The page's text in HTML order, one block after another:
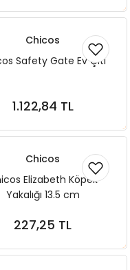
Chicos
Safety Gate Ev Çiti
1.122,84 TL
Sepete Ekle
Chicos
Elizabeth Köpek
Yakalığı 13.5 cm
227,25 TL
Sepete Ekle